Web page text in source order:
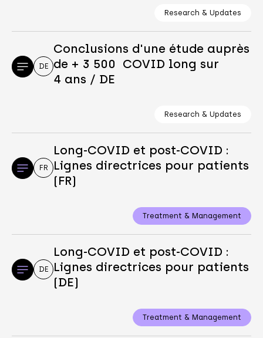
Research & Updates
DE
Conclusions d'une étude auprès
de + 3 500 COVID long sur
4 ans / DE
Research & Updates
FR
Long-COVID et post-COVID :
Lignes directrices pour patients
(FR)
Treatment & Management
DE
Long-COVID et post-COVID :
Lignes directrices pour patients
(DE)
Treatment & Management